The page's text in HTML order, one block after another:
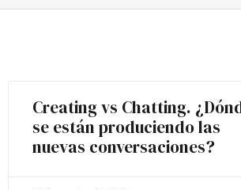
Creating vs Chatting.
se están produciendo las
nuevas conversaciones?